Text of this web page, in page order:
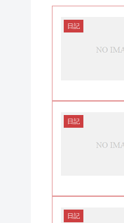
日記
日記
日記